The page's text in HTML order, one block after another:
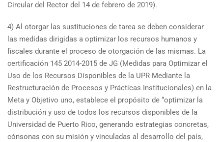
Circular del Rector del 14 de febrero de 2019).
4) Al otorgar las sustituciones de tarea se deben considerar
las medidas dirigidas a optimizar los recursos humanos y
fiscales durante el proceso de otorgación de las mismas. La
certificación 145 2014-2015 de JG (Medidas para Optimizar el
Uso de los Recursos Disponibles de la UPR Mediante la
Restructuración de Procesos y Prácticas Institucionales) en la
Meta y Objetivo uno, establece el propósito de “optimizar la
distribución y uso de todos los recursos disponibles de la
Universidad de Puerto Rico, generando estrategias concretas,
cónsonas con su misión y vinculadas al desarrollo del país,